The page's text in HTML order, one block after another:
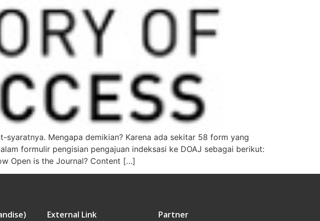
Mengapa demikian? Karena ada sekitar 58 form yang
formulir pengisian pengajuan indeksasi ke DOAJ sebagai berikut:
Open is the Journal? Content […]
External Link Partner